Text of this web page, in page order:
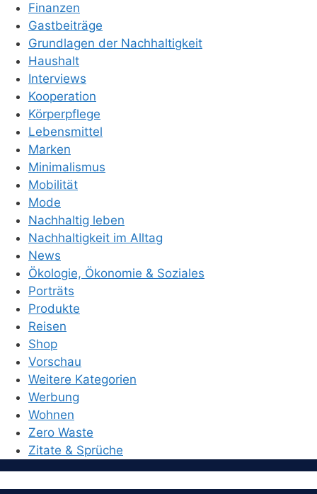
Finanzen
Gastbeiträge
Grundlagen der Nachhaltigkeit
Haushalt
Interviews
Kooperation
Körperpflege
Lebensmittel
Marken
Minimalismus
Mobilität
Mode
Nachhaltig leben
Nachhaltigkeit im Alltag
News
Ökologie, Ökonomie & Soziales
Porträts
Produkte
Reisen
Shop
Vorschau
Weitere Kategorien
Werbung
Wohnen
Zero Waste
Zitate & Sprüche